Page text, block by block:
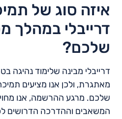
איזה סוג של
דרייבלי במהלך
שלכם?
דרייבלי מבינה שלימוד נהיגה
מאתגרת, ולכן אנו מציעים
שלכם. מרגע ההרשמה, אנו
המשאבים וההדרכה הדרושים